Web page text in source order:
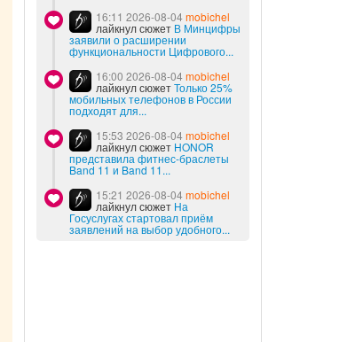
16:11 2026-08-04mobichel
лайкнул сюжет В Минцифры
заявили о расширении
функциональности Цифрового...
16:00 2026-08-04mobichel
лайкнул сюжетТолько 25%
мобильных телефонов в России
подходят для...
15:53 2026-08-04mobichel
лайкнул сюжет HONOR
представила фитнес-браслеты
Band 11 и Band 11...
15:21 2026-08-04mobichel
лайкнул сюжет На
Госуслугах стартовал приём
заявлений на выбор удобного...